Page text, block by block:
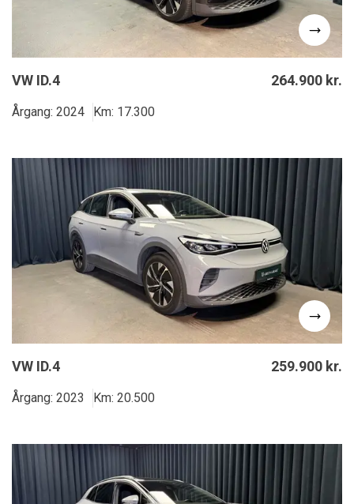
VW ID.4 264.900 kr.
Årgang: 2024 Km: 17.300
VW ID.4 259.900 kr.
Årgang: 2023 Km: 20.500